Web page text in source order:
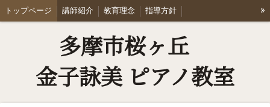
トップページ 講師紹介 教育理念 指導方針
Q & A ブログ リンク集 会員専用ページ
»
多摩市桜ヶ丘
金子詠美 ピアノ教室